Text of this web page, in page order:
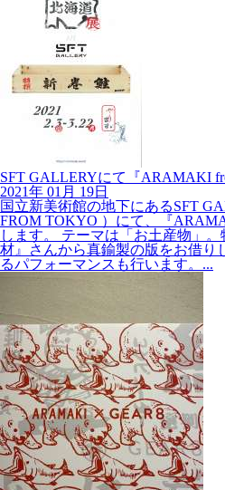
SFT GALLERYにて『ARAMAKI
2021年 01月 19日
国立新美術館の地下にあるSFT
FROM TOKYO ）にて、『
します。 テーマは「お土産物」
材』さんから真鍮製の版をお借り
るパフォーマンスも行います。...